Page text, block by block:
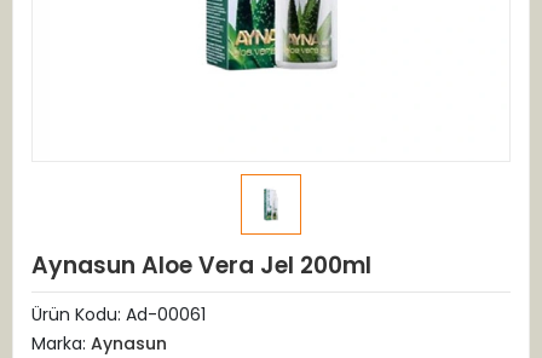
Aynasun Aloe Vera Jel 200ml
Ürün Kodu: Ad-00061
Marka: Aynasun